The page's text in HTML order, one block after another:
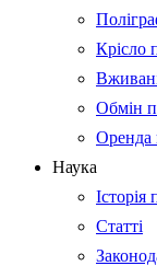
Крісло
Обмін
Оренда
Наука
Історія
Статті